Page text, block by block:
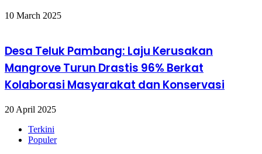
10 March 2025
Desa Teluk Pambang: Laju Kerusakan
Mangrove Turun Drastis 96% Berkat
Kolaborasi Masyarakat dan Konservasi
20 April 2025
Terkini
Populer